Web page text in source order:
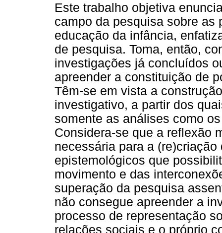
Este trabalho objetiva
campo da pesquisa sobre
educação da infância,
de pesquisa. Toma, então,
investigações já concluídos
apreender a constituição de
Têm-se em vista a
investigativo, a partir dos
somente as análises como
Considera-se que a reflexão
necessária para a
epistemológicos que
movimento e das
superação da pesquisa
não consegue apreender a
processo de representação
relações sociais e o próprio